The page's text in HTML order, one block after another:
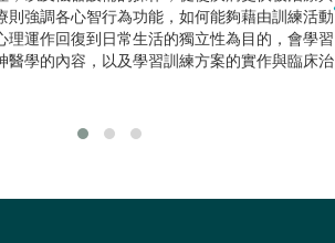
則強調各心智行為功能，如何能夠藉由訓練活動
理運作回復到日常生活的獨立性為目的，會學習
醫學的內容，以及學習訓練方案的實作與臨床治